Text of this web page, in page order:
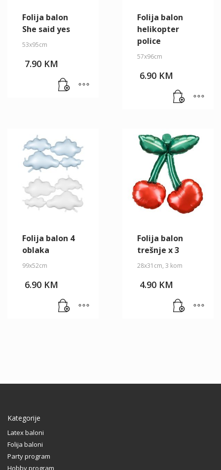
Folija balon
She said yes
53x95cm
7.90 KM
Folija balon
helikopter
police
57x96cm
6.90 KM
Folija balon 4
oblaka
99x52cm
6.90 KM
Folija balon
trešnje x 3
28x31cm, 3 kom
4.90 KM
Kategorije
Latex baloni
Folija baloni
Party program